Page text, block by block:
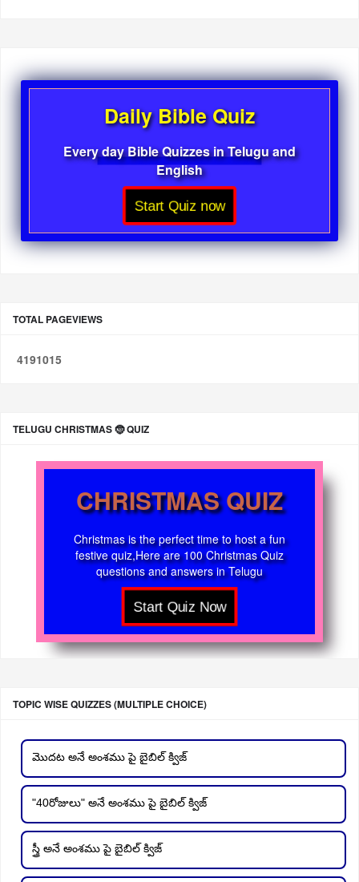
Daily Bible Quiz
Every day Bible Quizzes in Telugu and
English
Start Quiz now
TOTAL PAGEVIEWS
4191015
TELUGU CHRISTMAS 🤶 QUIZ
CHRISTMAS QUIZ
Christmas is the perfect time to host a fun
festive quiz,Here are 100 Christmas Quiz
questions and answers in Telugu
TOPIC WISE QUIZZES (MULTIPLE CHOICE)
మొదట అనే అంశము పై బైబిల్ క్విజ్
"40రోజులు" అనే అంశము పై బైబిల్ క్విజ్
స్త్రీ అనే అంశము పై బైబిల్ క్విజ్